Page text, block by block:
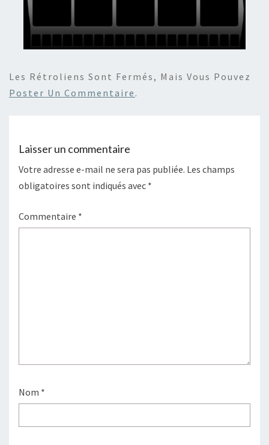
Les Rétroliens Sont Fermés, Mais Vous Pouvez
Poster Un Commentaire .
Laisser un commentaire
Votre adresse e-mail ne sera pas publiée. Les champs
obligatoires sont indiqués avec *
Commentaire *
Nom *